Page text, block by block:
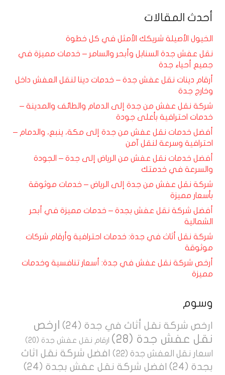
أحدث المقالات
الخيول الأصيلة شريكك الأمثل في كل خطوة
نقل عفش جدة السنابل وأبحر والسامر – خدمات مميزة في
جميع أحياء جدة
أرقام دينات نقل عفش جدة – خدمات دينا لنقل العفش داخل
وخارج جدة
شركة نقل عفش من جدة إلى الدمام والطائف والمدينة –
خدمات احترافية بأعلى جودة
أفضل خدمات نقل عفش من جدة إلى مكة، ينبع، والدمام –
احترافية وسرعة لنقل آمن
أفضل خدمات نقل عفش من الرياض إلى جدة – الجودة
والسرعة في خدمتك
شركة نقل عفش من جدة إلى الرياض – خدمات موثوقة
بأسعار مميزة
أفضل شركة نقل عفش بجدة – خدمات مميزة في أبحر
الشمالية
شركة نقل أثاث في جدة: خدمات احترافية وأرقام شركات
موثوقة
أرخص شركة نقل عفش في جدة: أسعار تنافسية وخدمات
مميزة
وسوم
ارخص شركة نقل أثاث في جدة (24)
ارخص
نقل عفش جدة (28) ارقام نقل عفش جدة (20)
اسعار نقل العفش جدة (22)
افضل شركة نقل اثاث
بجدة (24) افضل شركة نقل عفش بجدة (24)